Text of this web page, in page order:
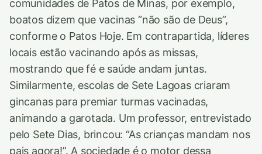
comunidades de Patos de Minas, por exemplo,
boatos dizem que vacinas “não são de Deus”,
conforme o Patos Hoje. Em contrapartida, líderes
locais estão vacinando após as missas,
mostrando que fé e saúde andam juntas.
Similarmente, escolas de Sete Lagoas criaram
gincanas para premiar turmas vacinadas,
animando a garotada. Um professor, entrevistado
pelo Sete Dias, brincou: “As crianças mandam nos
pais agora!”. A sociedade é o motor dessa